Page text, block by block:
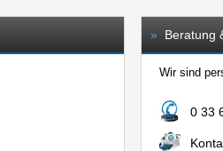
» Beratung
Wir sind
0 33